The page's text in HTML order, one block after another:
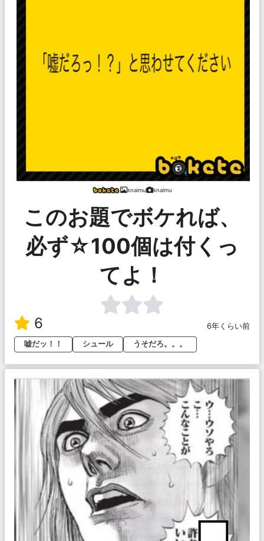
knaimu knaimu
このお題でボケれば、
必ず☆100個は付くっ
てよ！
6
6年くらい前
嘘だッ！！
シュール うそだろ。。。